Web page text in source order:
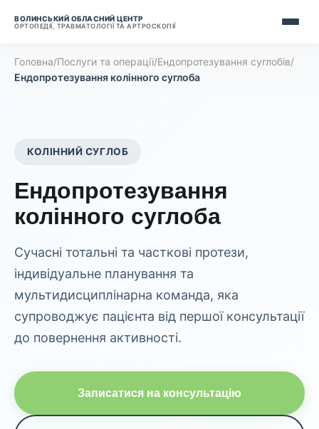
ВОЛИНСЬКИЙ ОБЛАСНИЙ ЦЕНТР
ОРТОПЕДІЇ, ТРАВМАТОЛОГІЇ ТА АРТРОСКОПІЇ
Головна/Послуги та операції/Ендопротезування суглобів/
Ендопротезування колінного суглоба
КОЛІННИЙ СУГЛОБ
Ендопротезування
колінного суглоба
Сучасні тотальні та часткові протези,
індивідуальне планування та
мультидисциплінарна команда, яка
супроводжує пацієнта від першої консультації
до повернення активності.
Записатися на консультацію